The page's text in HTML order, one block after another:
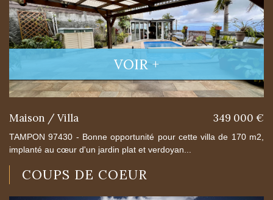
VOIR +
Maison / Villa 349 000 €
TAMPON 97430 - Bonne opportunité pour cette villa de 170 m2,
implanté au cœur d'un jardin plat et verdoyan...
COUPS DE COEUR